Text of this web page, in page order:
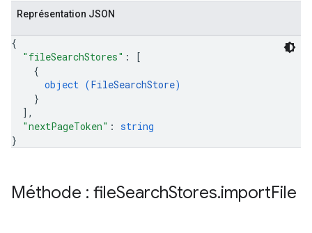
Représentation JSON
{
"fileSearchStores" :
[
{
object (FileSearchStore)
}
] ,
"nextPageToken" : string
}
Méthode : fileSearchStores.importFile